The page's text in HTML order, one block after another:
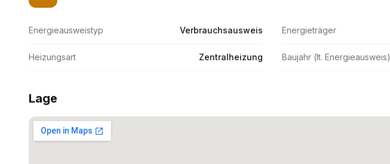
Energieausweistyp Verbrauchsausweis Energieträger
Heizungsart Zentralheizung Baujahr (lt. Energieausweis)
Lage